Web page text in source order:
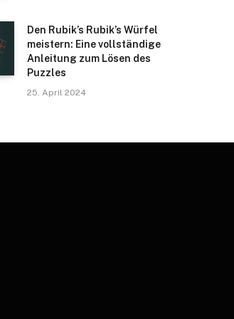
Den Rubik’s Rubik’s Würfel
meistern: Eine vollständige
Anleitung zum Lösen des
Puzzles
25. April 2024